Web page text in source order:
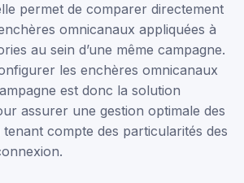
permet de comparer directement
omnicanaux appliquées à
au sein d’une même campagne.
les enchères omnicanaux
est donc la solution
assurer une gestion optimale des
compte des particularités des